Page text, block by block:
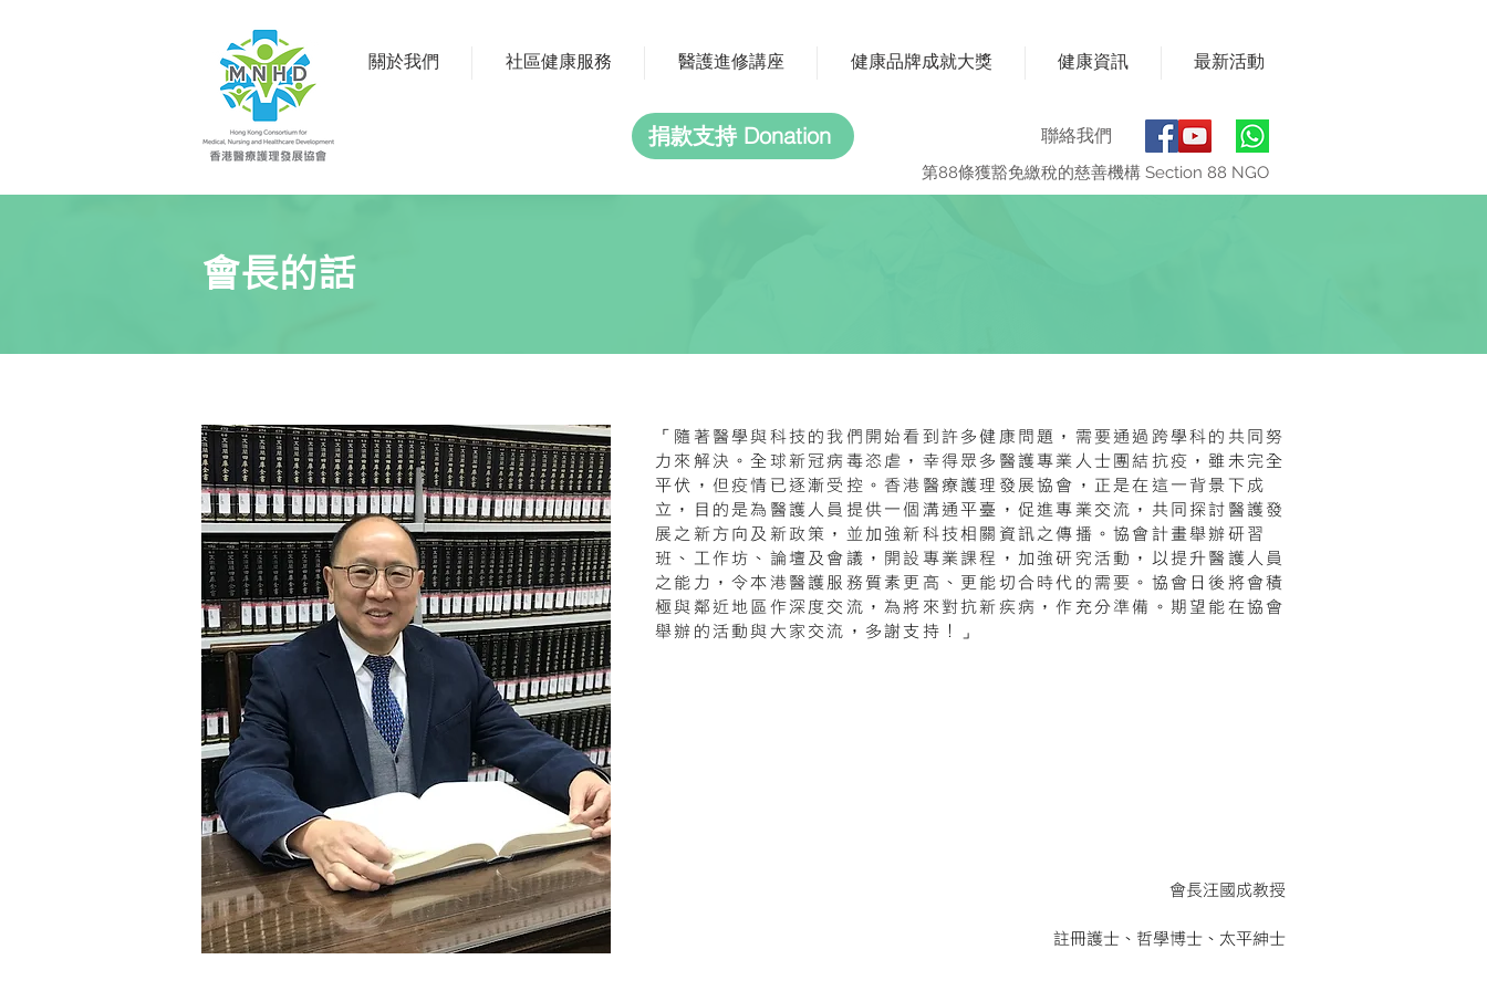
關於我們 社區健康服務 醫護進修講座 健康品牌成就大獎 健康資訊 最新活動
捐款支持 Donation 聯絡我們
第88條獲豁免繳稅的慈善機構 Section 88 NGO
會長的話
「隨著醫學與科技的我們開始看到許多健康問題，需要通過跨學科的共同努
力來解決。全球新冠病毒恣虐，幸得眾多醫護專業人士團結抗疫，雖未完全
平伏，但疫情已逐漸受控。香港醫療護理發展協會，正是在這一背景下成
立，目的是為醫護人員提供一個溝通平臺，促進專業交流，共同探討醫護發
展之新方向及新政策，並加強新科技相關資訊之傳播。協會計畫舉辦研習
班、工作坊、論壇及會議，開設專業課程，加強研究活動，以提升醫護人員
之能力，令本港醫護服務質素更高、更能切合時代的需要。協會日後將會積
極與鄰近地區作深度交流，為將來對抗新疾病，作充分準備。期望能在協會
舉辦的活動與大家交流，多謝支持！」
會長汪國成教授
註冊護士、哲學博士、太平紳士